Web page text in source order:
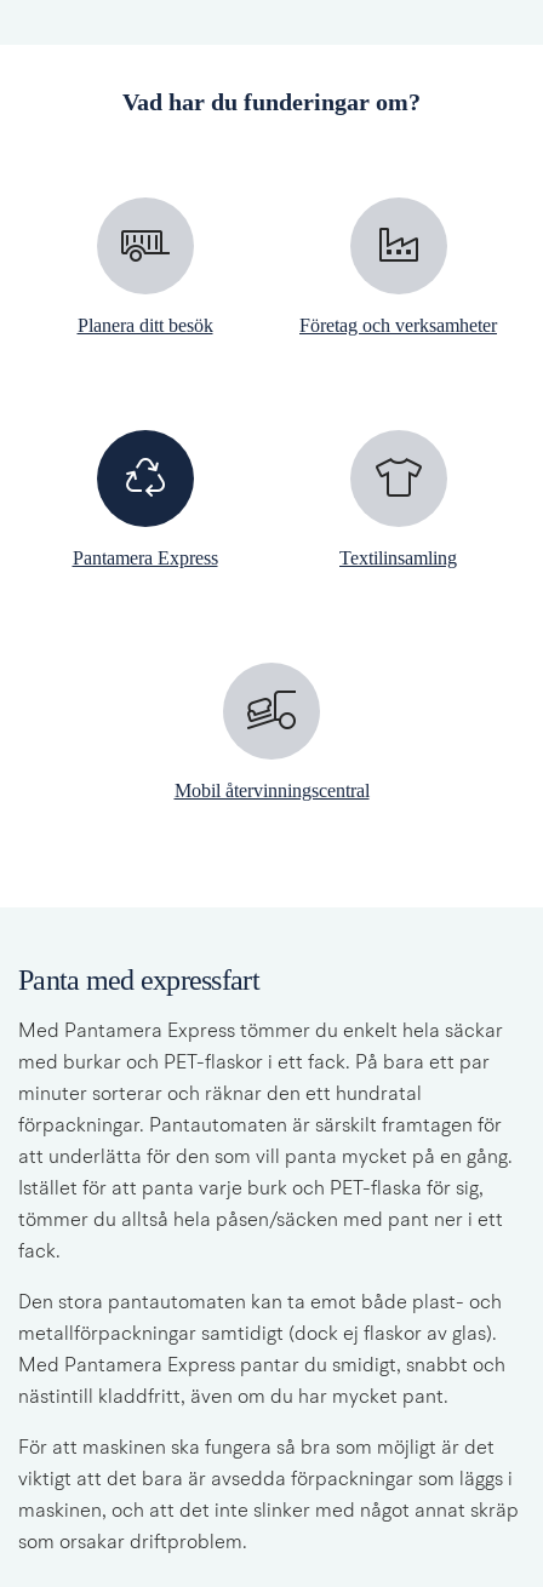
Vad har du funderingar om?
Planera ditt besök Företag och verksamheter
Pantamera Express Textilinsamling
Mobil återvinningscentral
Panta med expressfart
Med Pantamera Express tömmer du enkelt hela säckar
med burkar och PET-flaskor i ett fack. På bara ett par
minuter sorterar och räknar den ett hundratal
förpackningar. Pantautomaten är särskilt framtagen för
att underlätta för den som vill panta mycket på en gång.
Istället för att panta varje burk och PET-flaska för sig,
tömmer du alltså hela påsen/säcken med pant ner i ett
fack.
Den stora pantautomaten kan ta emot både plast- och
metallförpackningar samtidigt (dock ej flaskor av glas).
Med Pantamera Express pantar du smidigt, snabbt och
nästintill kladdfritt, även om du har mycket pant.
För att maskinen ska fungera så bra som möjligt är det
viktigt att det bara är avsedda förpackningar som läggs i
maskinen, och att det inte slinker med något annat skräp
som orsakar driftproblem.